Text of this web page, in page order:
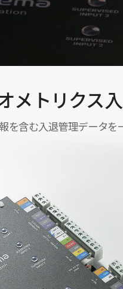
メトリクス
を含む入退管理データを